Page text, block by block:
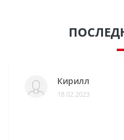
Кирилл
18.02.2023